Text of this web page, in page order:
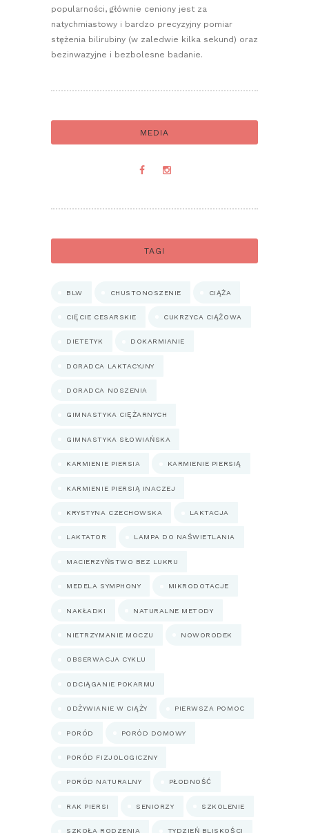
popularności, głównie ceniony jest za
natychmiastowy i bardzo precyzyjny pomiar
stężenia bilirubiny (w zaledwie kilka sekund) oraz
bezinwazyjne i bezbolesne badanie.
MEDIA
TAGI
BLW CHUSTONOSZENIE CIĄŻA
CIĘCIE CESARSKIE CUKRZYCA CIĄŻOWA
DIETETYK DOKARMIANIE
DORADCA LAKTACYJNY
DORADCA NOSZENIA
GIMNASTYKA CIĘŻARNYCH
GIMNASTYKA SŁOWIAŃSKA
KARMIENIE PIERSIA KARMIENIE PIERSIĄ
KARMIENIE PIERSIĄ INACZEJ
KRYSTYNA CZECHOWSKA LAKTACJA
LAKTATOR LAMPA DO NAŚWIETLANIA
MACIERZYŃSTWO BEZ LUKRU
MEDELA SYMPHONY MIKRODOTACJE
NAKŁADKI NATURALNE METODY
NIETRZYMANIE MOCZU NOWORODEK
OBSERWACJA CYKLU
ODCIĄGANIE POKARMU
ODŻYWIANIE W CIĄŻY PIERWSZA POMOC
PORÓD PORÓD DOMOWY
PORÓD FIZJOLOGICZNY
PORÓD NATURALNY PŁODNOŚĆ
RAK PIERSI SENIORZY SZKOLENIE
SZKOŁA RODZENIA TYDZIEŃ BLISKOŚCI